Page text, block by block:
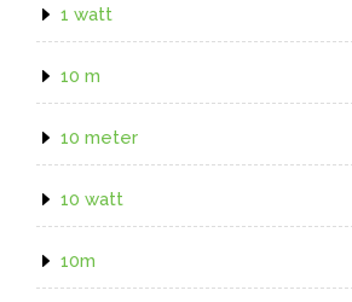
1 watt
10 m
10 meter
10 watt
10m